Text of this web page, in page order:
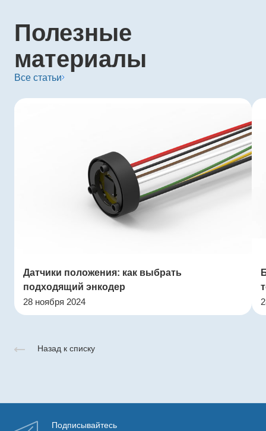
Полезные
материалы
Все статьи
Датчики положения: как выбрать
подходящий энкодер
28 ноября 2024
Назад к списку
Подписывайтесь